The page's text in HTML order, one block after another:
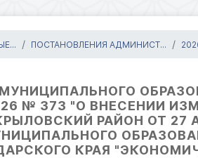
ПОСТАНОВЛЕНИЯ АДМИНИСТ...
№ 373 "О ВНЕСЕНИИ
РАЙОН ОТ 27
КРАЯ